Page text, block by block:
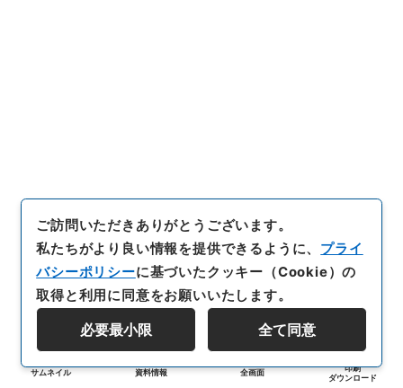
サムネイル 資料情報 全画面
印刷
ダウンロード
ご訪問いただきありがとうございます。
私たちがより良い情報を提供できるように、 プライ
バシーポリシーに基づいたクッキー（Cookie）の
取得と利用に同意をお願いいたします。
必要最小限 全て同意